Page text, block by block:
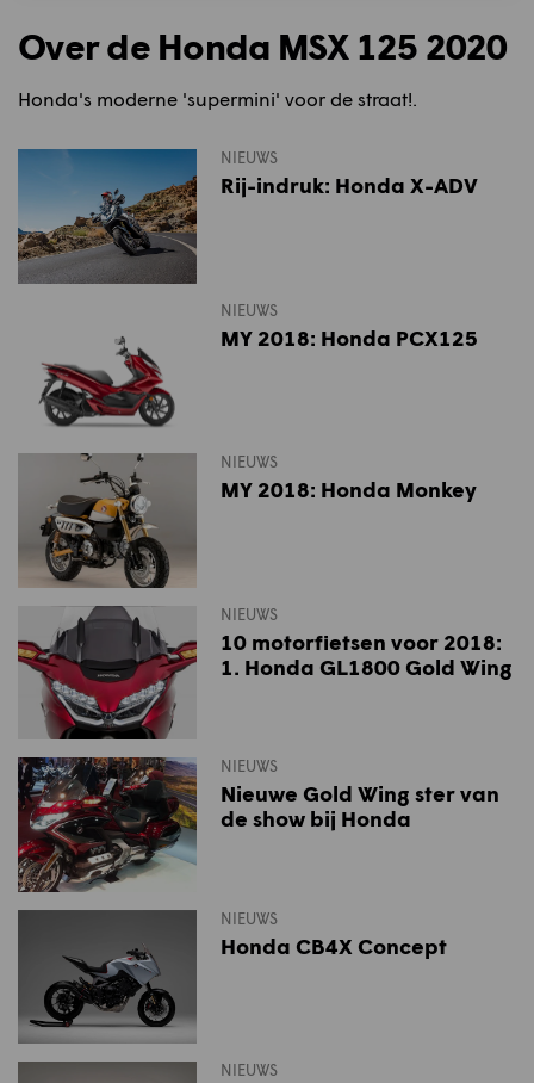
Over de Honda MSX 125 2020
Honda's moderne 'supermini' voor de straat!.
NIEUWS
Rij-indruk: Honda X-ADV
NIEUWS
MY 2018: Honda PCX125
NIEUWS
MY 2018: Honda Monkey
NIEUWS
10 motorfietsen voor 2018:
1. Honda GL1800 Gold Wing
NIEUWS
Nieuwe Gold Wing ster van
de show bij Honda
NIEUWS
Honda CB4X Concept
NIEUWS